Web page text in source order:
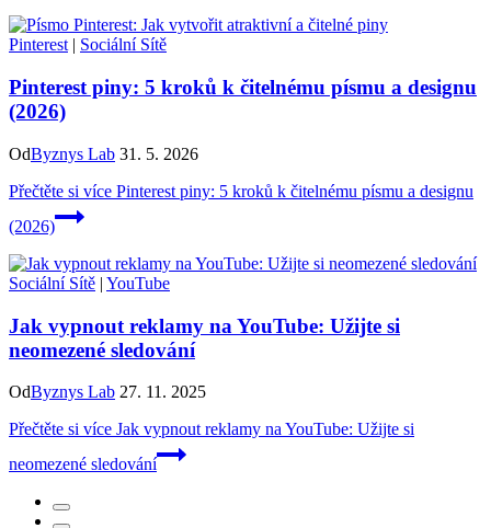
Pinterest | Sociální Sítě
Pinterest piny: 5 kroků k čitelnému písmu a designu
(2026)
OdByznys Lab 31. 5. 2026
Přečtěte si více Pinterest piny: 5 kroků k čitelnému písmu a designu
(2026)
Sociální Sítě | YouTube
Jak vypnout reklamy na YouTube: Užijte si
neomezené sledování
OdByznys Lab 27. 11. 2025
Přečtěte si více Jak vypnout reklamy na YouTube: Užijte si
neomezené sledování